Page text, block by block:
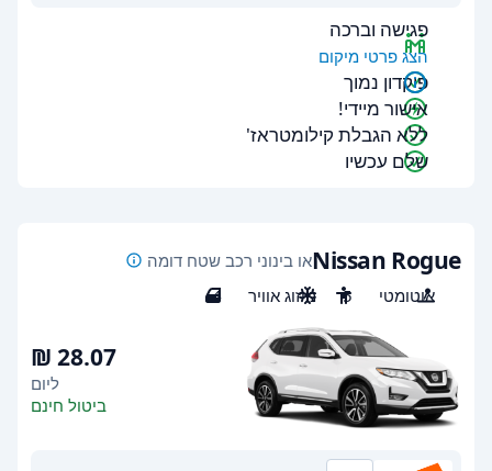
פגישה וברכה
הצג פרטי מיקום
פיקדון נמוך
אישור מיידי!
ללא הגבלת קילומטראז'
שלם עכשיו
Nissan Rogueאו בינוני רכב שטח דומה
אוטומטי
5 מיזוג אוויר 4
ליום
ביטול חינם